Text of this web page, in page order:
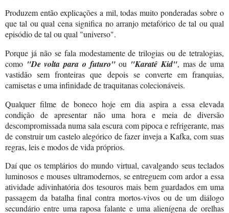
Produzem então explicações a mil, todas muito ponderadas sobre o
que tal ou qual cena significa no arranjo metafórico de tal ou qual
episódio de tal ou qual "universo".
Porque já não se fala modestamente de trilogias ou de tetralogias,
como "De volta para o futuro"ou "Karatê Kid", mas de uma
vastidão sem fronteiras que depois se converte em franquias,
camisetas e uma infinidade de traquitanas colecionáveis.
Qualquer filme de boneco hoje em dia aspira a essa elevada
condição de apresentar não uma hora e meia de diversão
descompromissada numa sala escura com pipoca e refrigerante, mas
de construir um castelo alegórico de fazer inveja a Kafka, com suas
regras, leis e modos de vida próprios.
Daí que os templários do mundo virtual, cavalgando seus teclados
luminosos e mouses ultramodernos, se entreguem com ardor a essa
atividade adivinhatória dos tesouros mais bem guardados em uma
passagem da batalha final contra mortos-vivos ou de um diálogo
secundário entre uma raposa falante e uma alienígena de orelhas